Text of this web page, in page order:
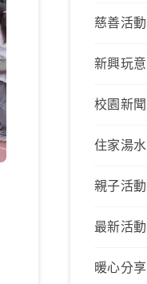
慈善活動
新興玩意
校園新聞
住家湯水
親子活動
最新活動
暖心分享